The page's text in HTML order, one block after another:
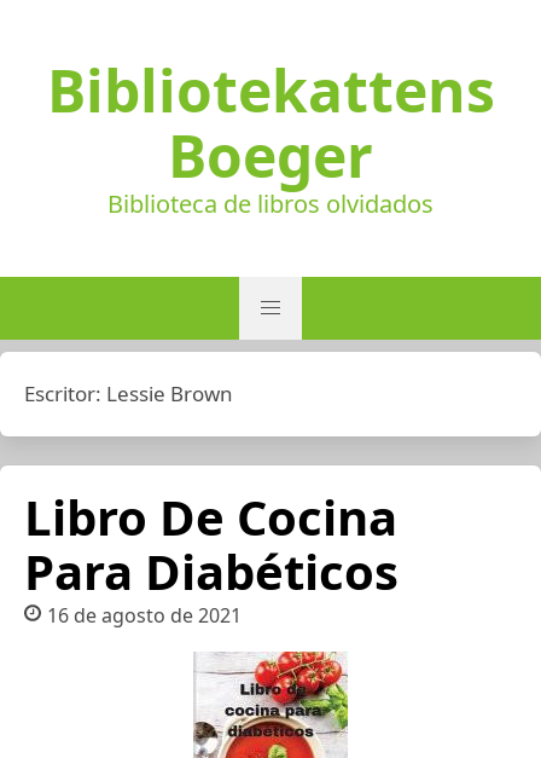
Bibliotekattens
Boeger
Biblioteca de libros olvidados
Escritor: Lessie Brown
Libro De Cocina
Para Diabéticos
16 de agosto de 2021